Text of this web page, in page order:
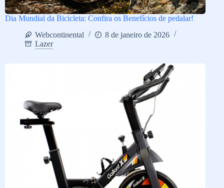
Dia Mundial da Bicicleta: Confira os Benefícios de pedalar!
Webcontinental
8 de janeiro de 2026
Lazer